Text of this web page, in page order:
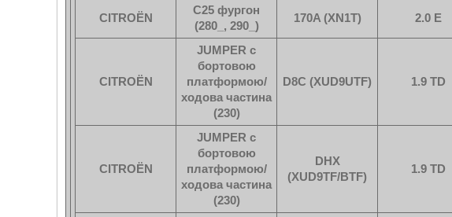
CITROËN
C25 фургон
(280_, 290_)
170A (XN1T) 2.0 E
CITROËN
JUMPER c
бортовою
платформою/
ходова частина
(230)
D8C (XUD9UTF) 1.9 TD
CITROËN
JUMPER c
бортовою
платформою/
ходова частина
(230)
DHX
(XUD9TF/BTF)
1.9 TD